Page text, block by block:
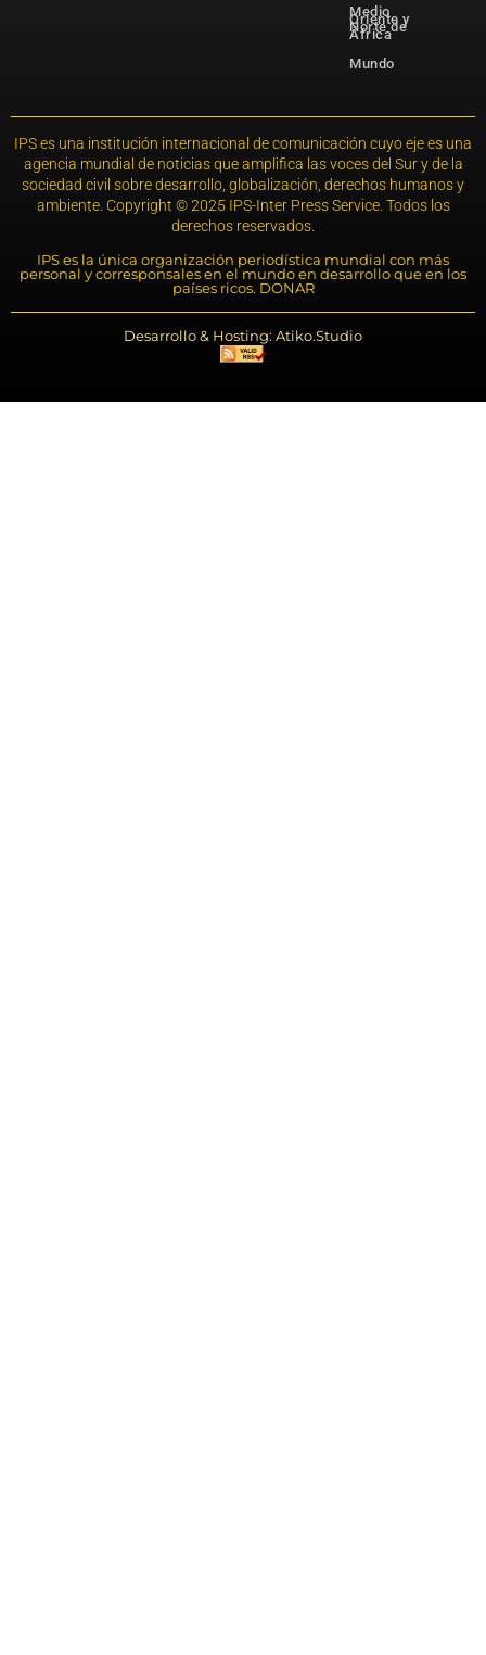
Medio
Oriente y
Norte de
África
Mundo
IPS es una institución internacional de comunicación cuyo eje es una
agencia mundial de noticias que amplifica las voces del Sur y de la
sociedad civil sobre desarrollo, globalización, derechos humanos y
ambiente. Copyright © 2025 IPS-Inter Press Service. Todos los
derechos reservados.
IPS es la única organización periodística mundial con más
personal y corresponsales en el mundo en desarrollo que en los
países ricos. DONAR
Desarrollo & Hosting: Atiko.Studio